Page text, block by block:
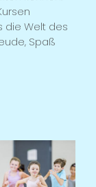
die Welt des
Spaß